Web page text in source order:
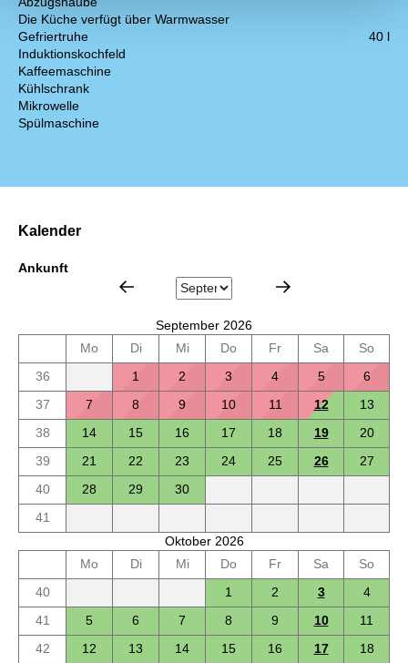
Die Küche verfügt über Warmwasser
Gefriertruhe
40 l
Induktionskochfeld
Kaffeemaschine
Kühlschrank
Mikrowelle
Spülmaschine
Kalender
Ankunft
September 2026
Mo
Di Mi Do Fr Sa
So
36
1 2 3 4 5
6
37
7 8 9 10 11 12
13
38
14 15 16 17 18 19
20
39
21 22 23 24 25 26
27
40
28 29
30
41
Oktober 2026
Mo
Di Mi Do Fr Sa
So
40
1 2 3
4
41
5 6 7 8 9 10
11
42
12 13 14 15 16 17
18